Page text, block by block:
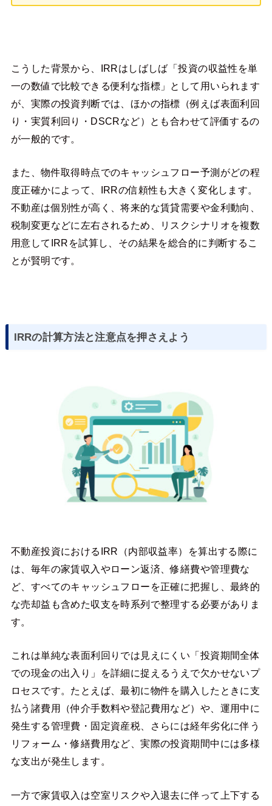
こうした背景から、IRRはしばしば「投資の収益性を単
一の数値で比較できる便利な指標」として用いられます
が、実際の投資判断では、ほかの指標（例えば表面利回
り・実質利回り・DSCRなど）とも合わせて評価するの
が一般的です。
また、物件取得時点でのキャッシュフロー予測がどの程
度正確かによって、IRRの信頼性も大きく変化します。
不動産は個別性が高く、将来的な賃貸需要や金利動向、
税制変更などに左右されるため、リスクシナリオを複数
用意してIRRを試算し、その結果を総合的に判断するこ
とが賢明です。
IRRの計算方法と注意点を押さえよう
不動産投資におけるIRR（内部収益率）を算出する際に
は、毎年の家賃収入やローン返済、修繕費や管理費な
ど、すべてのキャッシュフローを正確に把握し、最終的
な売却益も含めた収支を時系列で整理する必要がありま
す。
これは単純な表面利回りでは見えにくい「投資期間全体
での現金の出入り」を詳細に捉えるうえで欠かせないプ
ロセスです。たとえば、最初に物件を購入したときに支
払う諸費用（仲介手数料や登記費用など）や、運用中に
発生する管理費・固定資産税、さらには経年劣化に伴う
リフォーム・修繕費用など、実際の投資期間中には多様
な支出が発生します。
一方で家賃収入は空室リスクや入退去に伴って上下する